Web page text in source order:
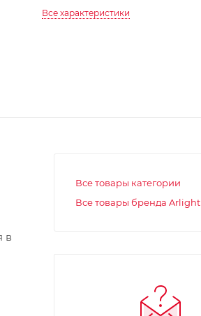
Все характеристики
в
Все товары категории
Все товары бренда Arlight